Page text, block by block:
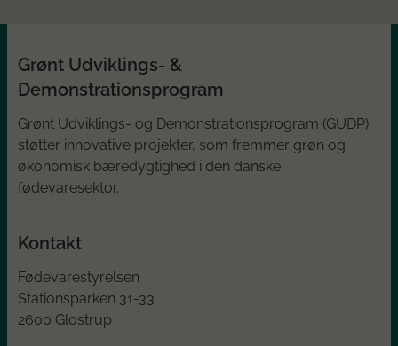
Grønt Udviklings- &
Demonstrationsprogram
Grønt Udviklings- og Demonstrationsprogram (GUDP)
støtter innovative projekter, som fremmer grøn og
økonomisk bæredygtighed i den danske
fødevaresektor.
Kontakt
Fødevarestyrelsen
Stationsparken 31-33
2600 Glostrup